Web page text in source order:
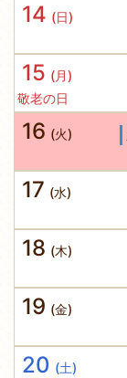
14 (日)
15 (月)
敬老の日
16 (火)
17 (水)
18 (木)
19 (金)
20 (土)